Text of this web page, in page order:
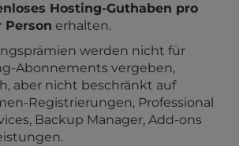
Hosting-Guthaben pro
Person erhalten.
werden nicht für
Abonnements vergeben,
aber nicht beschränkt auf
Registrierungen, Professional
Backup Manager, Add-ons